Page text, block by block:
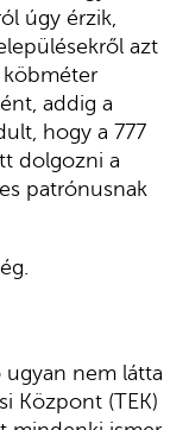
úgy érzik,
azt
köbméter
addig a
hogy a 777
dolgozni a
patrónusnak
nem látta
Központ (TEK)